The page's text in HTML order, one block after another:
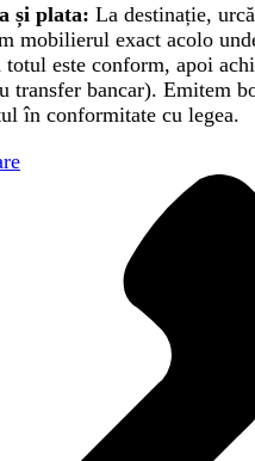
și plata: La destinație,
mobilierul exact acolo
este conform, apoi
transfer bancar). Emitem
în conformitate cu legea.